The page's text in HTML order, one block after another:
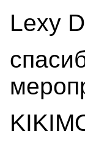
Lexy